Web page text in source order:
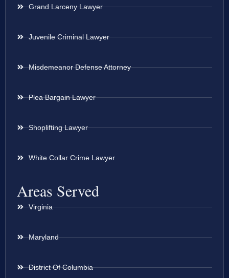
Grand Larceny Lawyer
Juvenile Criminal Lawyer
Misdemeanor Defense Attorney
Plea Bargain Lawyer
Shoplifting Lawyer
White Collar Crime Lawyer
Areas Served
Virginia
Maryland
District Of Columbia